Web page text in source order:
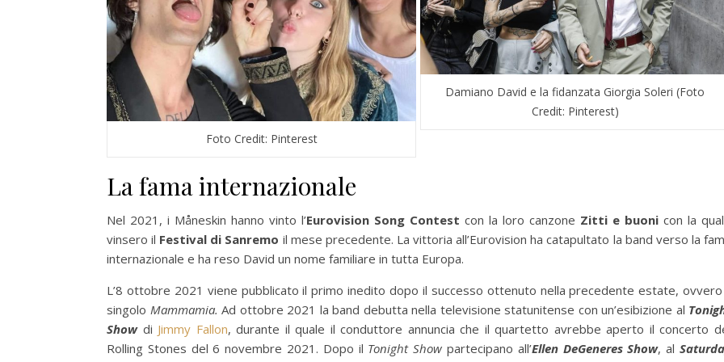
Foto Credit: Pinterest
Damiano David e la fidanzata Giorgia Soleri (Foto
Credit: Pinterest)
La fama internazionale
Nel 2021, i Måneskin hanno vinto l’Eurovision Song Contest con la loro canzone Zitti e buoni con la
vinsero il Festival di Sanremo il mese precedente. La vittoria all’Eurovision ha catapultato la band verso la
internazionale e ha reso David un nome familiare in tutta Europa.
L’8 ottobre 2021 viene pubblicato il primo inedito dopo il successo ottenuto nella precedente estate, ovvero
singolo Mammamia. Ad ottobre 2021 la band debutta nella televisione statunitense con un’esibizione al
Showdi Jimmy Fallon, durante il quale il conduttore annuncia che il quartetto avrebbe aperto il concerto
Rolling Stones del 6 novembre 2021. Dopo il Tonight Show partecipano all’Ellen DeGeneres Show, al